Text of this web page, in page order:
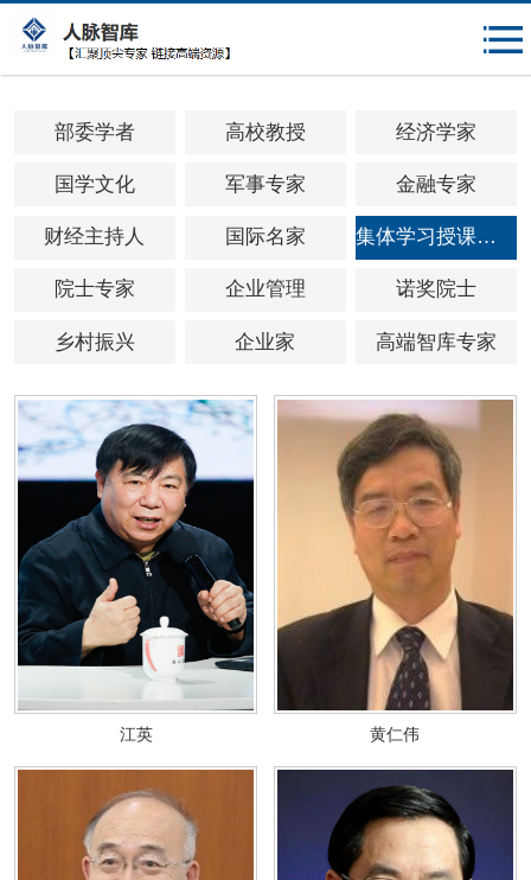
{$mheadqian}
部委学者 高校教授 经济学家
国学文化 军事专家 金融专家
财经主持人 国际名家 集体学习授课专家
院士专家 企业管理 诺奖院士
乡村振兴 企业家 高端智库专家
江英 黄仁伟